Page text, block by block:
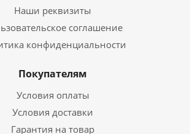
Наши реквизиты
соглашение
конфиденциальности
Покупателям
Условия оплаты
Условия доставки
Гарантия на товар